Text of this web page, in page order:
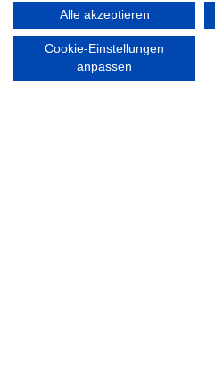
RECHTLICHES
Impressum
Datenschutzerklärung
Alle akzeptieren
Cookie-Einstellungen
anpassen